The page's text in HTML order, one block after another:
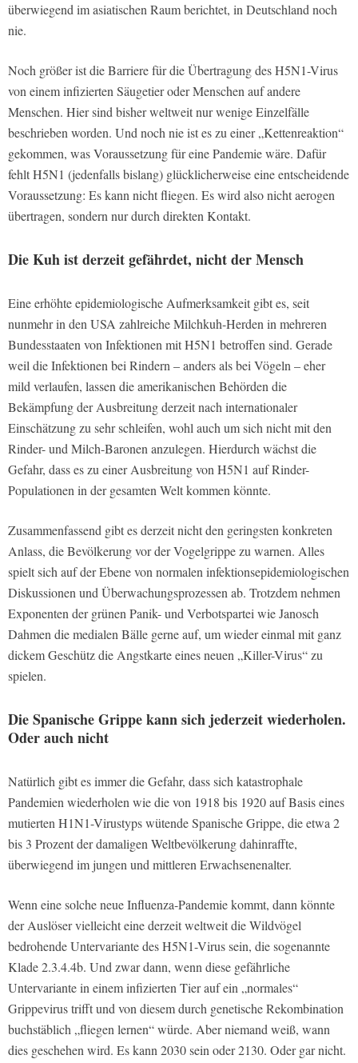
überwiegend im asiatischen Raum berichtet, in Deutschland noch
nie.
Noch größer ist die Barriere für die Übertragung des H5N1-Virus
von einem infizierten Säugetier oder Menschen auf andere
Menschen. Hier sind bisher weltweit nur wenige Einzelfälle
beschrieben worden. Und noch nie ist es zu einer „Kettenreaktion“
gekommen, was Voraussetzung für eine Pandemie wäre. Dafür
fehlt H5N1 (jedenfalls bislang) glücklicherweise eine entscheidende
Voraussetzung: Es kann nicht fliegen. Es wird also nicht aerogen
übertragen, sondern nur durch direkten Kontakt.
Die Kuh ist derzeit gefährdet, nicht der Mensch
Eine erhöhte epidemiologische Aufmerksamkeit gibt es, seit
nunmehr in den USA zahlreiche Milchkuh-Herden in mehreren
Bundesstaaten von Infektionen mit H5N1 betroffen sind. Gerade
weil die Infektionen bei Rindern – anders als bei Vögeln – eher
mild verlaufen, lassen die amerikanischen Behörden die
Bekämpfung der Ausbreitung derzeit nach internationaler
Einschätzung zu sehr schleifen, wohl auch um sich nicht mit den
Rinder- und Milch-Baronen anzulegen. Hierdurch wächst die
Gefahr, dass es zu einer Ausbreitung von H5N1 auf Rinder-
Populationen in der gesamten Welt kommen könnte.
Zusammenfassend gibt es derzeit nicht den geringsten konkreten
Anlass, die Bevölkerung vor der Vogelgrippe zu warnen. Alles
spielt sich auf der Ebene von normalen infektionsepidemiologischen
Diskussionen und Überwachungsprozessen ab. Trotzdem nehmen
Exponenten der grünen Panik- und Verbotspartei wie Janosch
Dahmen die medialen Bälle gerne auf, um wieder einmal mit ganz
dickem Geschütz die Angstkarte eines neuen „Killer-Virus“ zu
spielen.
Die Spanische Grippe kann sich jederzeit wiederholen.
Oder auch nicht
Natürlich gibt es immer die Gefahr, dass sich katastrophale
Pandemien wiederholen wie die von 1918 bis 1920 auf Basis eines
mutierten H1N1-Virustyps wütende Spanische Grippe, die etwa 2
bis 3 Prozent der damaligen Weltbevölkerung dahinraffte,
überwiegend im jungen und mittleren Erwachsenenalter.
Wenn eine solche neue Influenza-Pandemie kommt, dann könnte
der Auslöser vielleicht eine derzeit weltweit die Wildvögel
bedrohende Untervariante des H5N1-Virus sein, die sogenannte
Klade 2.3.4.4b. Und zwar dann, wenn diese gefährliche
Untervariante in einem infizierten Tier auf ein „normales“
Grippevirus trifft und von diesem durch genetische Rekombination
buchstäblich „fliegen lernen“ würde. Aber niemand weiß, wann
dies geschehen wird. Es kann 2030 sein oder 2130. Oder gar nicht.